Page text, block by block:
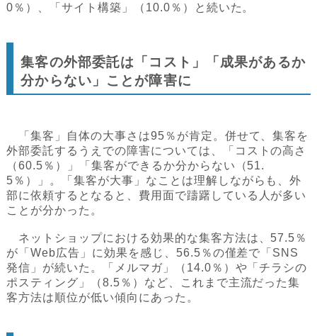
0％）、「サイト構築」（10.0％）と続いた。
集客の外部委託は「コスト」「成果があるか
分からない」ことが障害に
「集客」自体の大事さは95％が肯定。併せて、集客を
外部委託するうえでの障害については、「コストの高さ
（60.5％）」「集客ができるか分からない（51.
5％）」。「集客が大事」なことは理解しながらも、外
部に依頼するとなると、費用面で躊躇している人が多い
ことが分かった。
ネットショップにおける効果的な集客方法は、57.5％
が「Web広告」に効果を感じ、56.5％の僅差で「SNS
発信」が続いた。「メルマガ」（14.0％）や「チラシの
ポスティング」（8.5％）など、これまで主流だった集
客方法は順位が低い傾向にあった。